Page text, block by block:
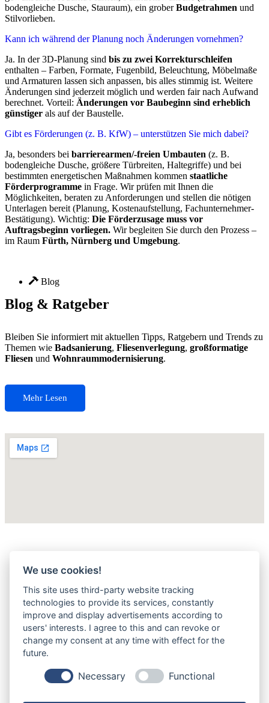
bodengleiche Dusche, Stauraum), ein groberBudgetrahmen und
Stilvorlieben.
Kann ich während der Planung noch Änderungen vornehmen?
Ja. In der 3D-Planung sind bis zu zwei Korrekturschleifen
enthalten – Farben, Formate, Fugenbild, Beleuchtung, Möbelmaße
und Armaturen lassen sich anpassen, bis alles stimmig ist. Weitere
Änderungen sind jederzeit möglich und werden fair nach Aufwand
berechnet. Vorteil: Änderungen vor Baubeginn sind erheblich
günstiger als auf der Baustelle.
Gibt es Förderungen (z. B. KfW) – unterstützen Sie mich dabei?
Ja, besonders bei barrierearmen/-freien Umbauten (z. B.
bodengleiche Dusche, größere Türbreiten, Haltegriffe) und bei
bestimmten energetischen Maßnahmen kommen staatliche
Förderprogramme in Frage. Wir prüfen mit Ihnen die
Möglichkeiten, beraten zu Anforderungen und stellen die nötigen
Unterlagen bereit (Planung, Kostenaufstellung, Fachunternehmer-
Bestätigung). Wichtig: Die Förderzusage muss vor
Auftragsbeginn vorliegen. Wir begleiten Sie durch den Prozess –
im Raum Fürth, Nürnberg und Umgebung.
Blog
Blog & Ratgeber
Bleiben Sie informiert mit aktuellen Tipps, Ratgebern und Trends zu
Themen wie Badsanierung, Fliesenverlegung, großformatige
Fliesen und Wohnraummodernisierung.
Mehr Lesen
We use cookies!
This site uses third-party website tracking
technologies to provide its services, constantly
improve and display advertisements according to
users' interests. I agree to this and can revoke or
change my consent at any time with effect for the
future.
Necessary Functional